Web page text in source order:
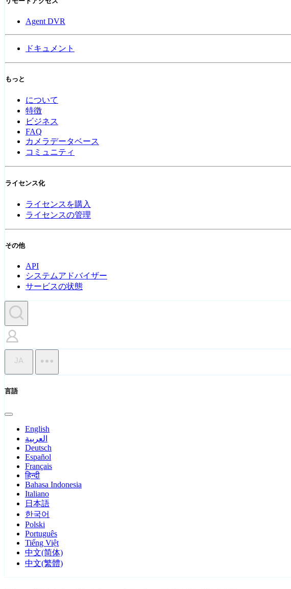
Agent DVR
ドキュメント
もっと
について
特徴
ビジネス
FAQ
カメラデータベース
コミュニティ
ライセンス化
ライセンスを購入
ライセンスの管理
その他
API
システムアドバイザー
サービスの状態
JA
言語
English
العربية
Deutsch
Español
Français
हिन्दी
Bahasa Indonesia
Italiano
日本語
한국어
Polski
Português
Tiếng Việt
中文(简体)
中文(繁體)